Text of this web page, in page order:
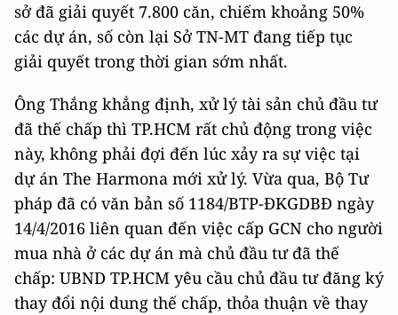
sở đã giải quyết 7.800 căn, chiếm khoảng 50%
các dự án, số còn lại Sở TN-MT đang tiếp tục
giải quyết trong thời gian sớm nhất.
Ông Thắng khẳng định, xử lý tài sản chủ đầu tư
đã thế chấp thì TP.HCM rất chủ động trong việc
này, không phải đợi đến lúc xảy ra sự việc tại
dự án The Harmona mới xử lý. Vừa qua, Bộ Tư
pháp đã có văn bản số 1184/BTP-ĐKGDBĐ ngày
14/4/2016 liên quan đến việc cấp GCN cho người
mua nhà ở các dự án mà chủ đầu tư đã thế
chấp: UBND TP.HCM yêu cầu chủ đầu tư đăng ký
thay đổi nội dung thế chấp, thỏa thuận về thay